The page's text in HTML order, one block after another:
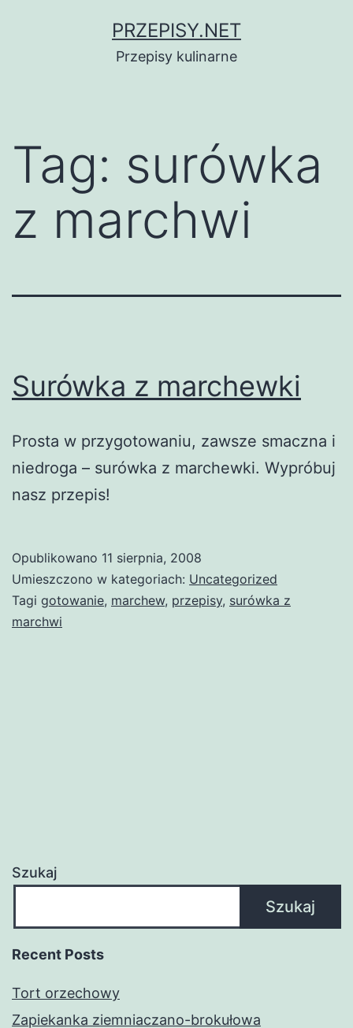
PRZEPISY.NET
Przepisy kulinarne
Tag: surówka
z marchwi
Surówka z marchewki
Prosta w przygotowaniu, zawsze smaczna i
niedroga – surówka z marchewki. Wypróbuj
nasz przepis!
Opublikowano 11 sierpnia, 2008
Umieszczono w kategoriach: Uncategorized
Tagi gotowanie, marchew, przepisy, surówka z
marchwi
Szukaj
Szukaj
Recent Posts
Tort orzechowy
Zapiekanka ziemniaczano-brokułowa